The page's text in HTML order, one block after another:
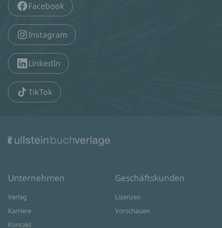
Facebook
Instagram
LinkedIn
TikTok
Unternehmen
Verlag
Karriere
Kontakt
Geschäftskunden
Lizenzen
Vorschauen